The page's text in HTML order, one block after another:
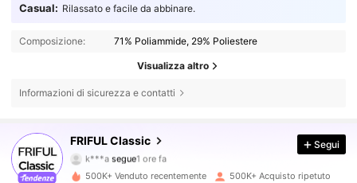
Casual: Rilassato e facile da abbinare.
Composizione: 71% Poliammide, 29% Poliestere
Visualizza altro
Informazioni di sicurezza e contatti
FRIFUL Classic
b***a sta navigando
4.81
402K Follower
Segui
500K+ Venduto recentemente 500K+ Acquisto ripetuto